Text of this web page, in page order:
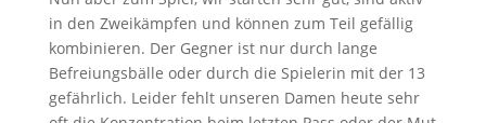
in den Zweikämpfen und können zum Teil gefällig
kombinieren. Der Gegner ist nur durch lange
Befreiungsbälle oder durch die Spielerin mit der 13
gefährlich. Leider fehlt unseren Damen heute sehr